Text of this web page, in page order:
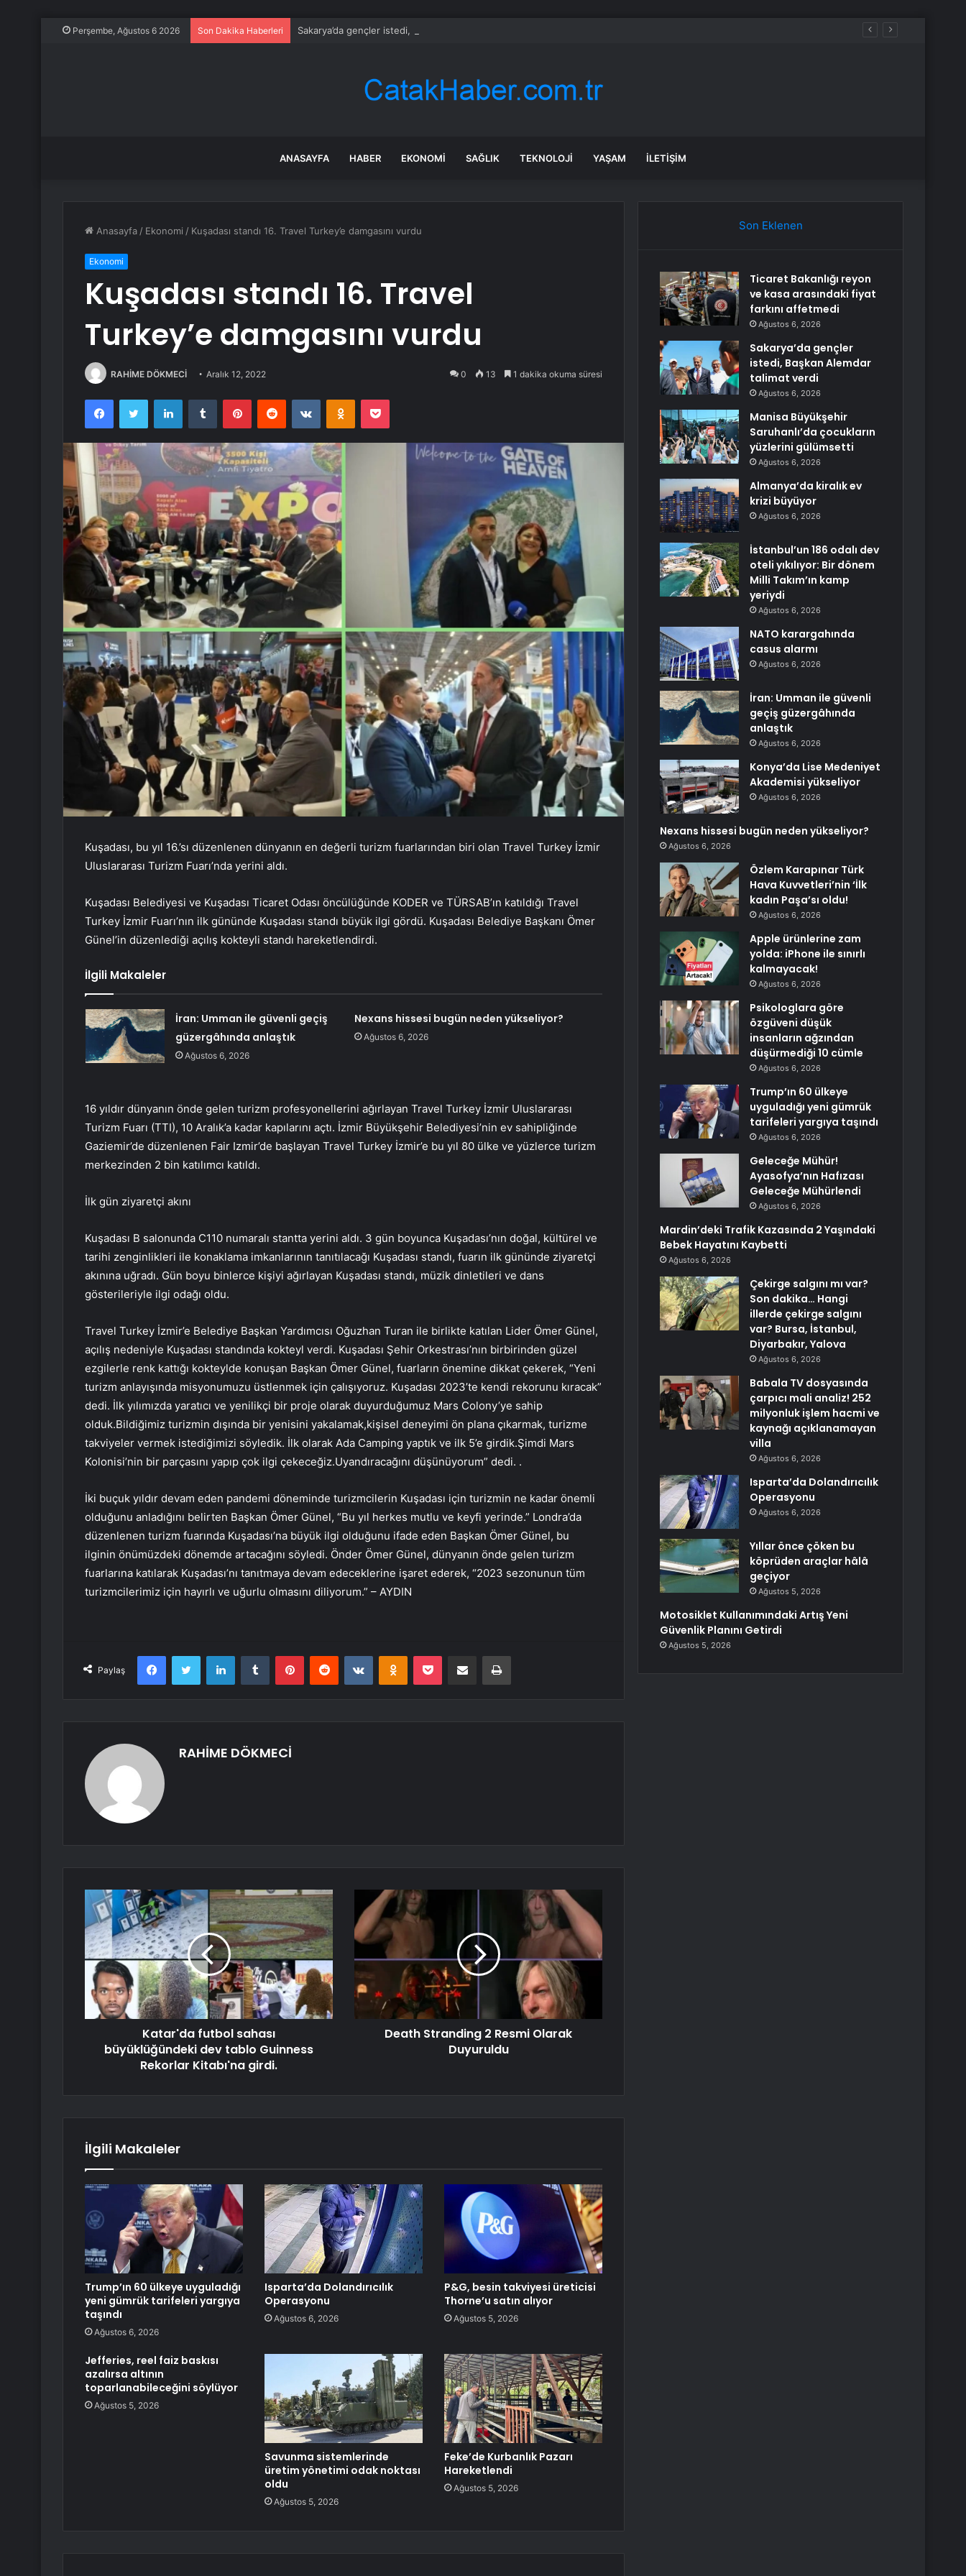
Perşembe, Ağustos 6 2026 Son Dakika Haberleri Sakarya’da gençler istedi, Başkan Alemdar talimat verdi
ANASAYFA HABER EKONOMI SAĞLIK TEKNOLOJI YAŞAM İLETIŞIM
Anasayfa / Ekonomi / Kuşadası standı 16. Travel Turkey’e damgasını vurdu
Ekonomi
Kuşadası standı 16. Travel
Turkey’e damgasını vurdu
RAHİME DÖKMECİ Aralık 12, 2022 0 13 1 dakika okuma süresi
FacebookTwitter LinkedInTumblr PinterestReddit VKontakteOdnoklassniki
Pocket
Kuşadası, bu yıl 16.’sı düzenlenen dünyanın en değerli turizm fuarlarından biri olan Travel Turkey İzmir
Uluslararası Turizm Fuarı’nda yerini aldı.
Kuşadası Belediyesi ve Kuşadası Ticaret Odası öncülüğünde KODER ve TÜRSAB’ın katıldığı Travel
Turkey İzmir Fuarı’nın ilk gününde Kuşadası standı büyük ilgi gördü. Kuşadası Belediye Başkanı Ömer
Günel’in düzenlediği açılış kokteyli standı hareketlendirdi.
İlgili Makaleler
İran: Umman ile güvenli geçiş
güzergâhında anlaştık
Ağustos 6, 2026
Nexans hissesi bugün neden yükseliyor?
Ağustos 6, 2026
16 yıldır dünyanın önde gelen turizm profesyonellerini ağırlayan Travel Turkey İzmir Uluslararası
Turizm Fuarı (TTI), 10 Aralık’a kadar kapılarını açtı. İzmir Büyükşehir Belediyesi’nin ev sahipliğinde
Gaziemir’de düzenlenen Fair Izmir’de başlayan Travel Turkey İzmir’e bu yıl 80 ülke ve yüzlerce turizm
merkezinden 2 bin katılımcı katıldı.
İlk gün ziyaretçi akını
Kuşadası B salonunda C110 numaralı stantta yerini aldı. 3 gün boyunca Kuşadası’nın doğal, kültürel ve
tarihi zenginlikleri ile konaklama imkanlarının tanıtılacağı Kuşadası standı, fuarın ilk gününde ziyaretçi
akınına uğradı. Gün boyu binlerce kişiyi ağırlayan Kuşadası standı, müzik dinletileri ve dans
gösterileriyle ilgi odağı oldu.
Travel Turkey İzmir’e Belediye Başkan Yardımcısı Oğuzhan Turan ile birlikte katılan Lider Ömer Günel,
açılış nedeniyle Kuşadası standında kokteyl verdi. Kuşadası Şehir Orkestrası’nın birbirinden güzel
ezgilerle renk kattığı kokteylde konuşan Başkan Ömer Günel, fuarların önemine dikkat çekerek, “Yeni
turizm anlayışında misyonumuzu üstlenmek için çalışıyoruz. Kuşadası 2023’te kendi rekorunu kıracak”
dedi. İlk yılımızda yaratıcı ve yenilikçi bir proje olarak duyurduğumuz Mars Colony’ye sahip
olduk.Bildiğimiz turizmin dışında bir yenisini yakalamak,kişisel deneyimi ön plana çıkarmak, turizme
takviyeler vermek istediğimizi söyledik. İlk olarak Ada Camping yaptık ve ilk 5’e girdik.Şimdi Mars
Kolonisi’nin bir parçasını yapıp çok ilgi çekeceğiz.Uyandıracağını düşünüyorum” dedi. .
İki buçuk yıldır devam eden pandemi döneminde turizmcilerin Kuşadası için turizmin ne kadar önemli
olduğunu anladığını belirten Başkan Ömer Günel, “Bu yıl herkes mutlu ve keyfi yerinde.” Londra’da
düzenlenen turizm fuarında Kuşadası’na büyük ilgi olduğunu ifade eden Başkan Ömer Günel, bu
ilginin önümüzdeki dönemde artacağını söyledi. Önder Ömer Günel, dünyanın önde gelen turizm
fuarlarına katılarak Kuşadası’nı tanıtmaya devam edeceklerine işaret ederek, “2023 sezonunun tüm
turizmcilerimiz için hayırlı ve uğurlu olmasını diliyorum.” – AYDIN
Paylaş
FacebookTwitter LinkedInTumblr PinterestReddit VKontakteOdnoklassniki
Pocket E-Posta ile paylaş Yazdır
RAHİME DÖKMECİ
Katar'da futbol sahası
büyüklüğündeki dev tablo Guinness
Rekorlar Kitabı'na girdi.
Death Stranding 2 Resmi Olarak
Duyuruldu
İlgili Makaleler
Trump’ın 60 ülkeye uyguladığı
yeni gümrük tarifeleri yargıya
taşındı
Ağustos 6, 2026
Isparta’da Dolandırıcılık
Operasyonu
Ağustos 6, 2026
P&G, besin takviyesi üreticisi
Thorne’u satın alıyor
Ağustos 5, 2026
Jefferies, reel faiz baskısı
azalırsa altının
toparlanabileceğini söylüyor
Ağustos 5, 2026
Savunma sistemlerinde
üretim yönetimi odak noktası
oldu
Ağustos 5, 2026
Feke’de Kurbanlık Pazarı
Hareketlendi
Ağustos 5, 2026
Son Eklenen
Ticaret Bakanlığı reyon
ve kasa arasındaki fiyat
farkını affetmedi
Ağustos 6, 2026
Sakarya’da gençler
istedi, Başkan Alemdar
talimat verdi
Ağustos 6, 2026
Manisa Büyükşehir
Saruhanlı’da çocukların
yüzlerini gülümsetti
Ağustos 6, 2026
Almanya’da kiralık ev
krizi büyüyor
Ağustos 6, 2026
İstanbul’un 186 odalı dev
oteli yıkılıyor: Bir dönem
Milli Takım’ın kamp
yeriydi
Ağustos 6, 2026
NATO karargahında
casus alarmı
Ağustos 6, 2026
İran: Umman ile güvenli
geçiş güzergâhında
anlaştık
Ağustos 6, 2026
Konya’da Lise Medeniyet
Akademisi yükseliyor
Ağustos 6, 2026
Nexans hissesi bugün neden yükseliyor?
Ağustos 6, 2026
Özlem Karapınar Türk
Hava Kuvvetleri’nin ‘İlk
kadın Paşa’sı oldu!
Ağustos 6, 2026
Apple ürünlerine zam
yolda: iPhone ile sınırlı
kalmayacak!
Ağustos 6, 2026
Psikologlara göre
özgüveni düşük
insanların ağzından
düşürmediği 10 cümle
Ağustos 6, 2026
Trump’ın 60 ülkeye
uyguladığı yeni gümrük
tarifeleri yargıya taşındı
Ağustos 6, 2026
Geleceğe Mühür!
Ayasofya’nın Hafızası
Geleceğe Mühürlendi
Ağustos 6, 2026
Mardin’deki Trafik Kazasında 2 Yaşındaki
Bebek Hayatını Kaybetti
Ağustos 6, 2026
Çekirge salgını mı var?
Son dakika… Hangi
illerde çekirge salgını
var? Bursa, İstanbul,
Diyarbakır, Yalova
Ağustos 6, 2026
Babala TV dosyasında
çarpıcı mali analiz! 252
milyonluk işlem hacmi ve
kaynağı açıklanamayan
villa
Ağustos 6, 2026
Isparta’da Dolandırıcılık
Operasyonu
Ağustos 6, 2026
Yıllar önce çöken bu
köprüden araçlar hâlâ
geçiyor
Ağustos 5, 2026
Motosiklet Kullanımındaki Artış Yeni
Güvenlik Planını Getirdi
Ağustos 5, 2026